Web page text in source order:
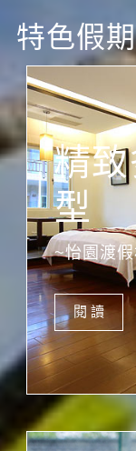
特色假
精
型
~怡園渡
閱 讀